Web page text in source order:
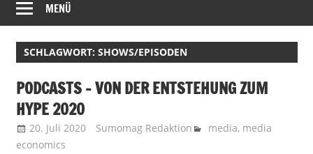
MENÜ
SCHLAGWORT: SHOWS/EPISODEN
PODCASTS – VON DER ENTSTEHUNG ZUM
HYPE 2020
20. Juli 2020 Sumomag Redaktion media, media
economics